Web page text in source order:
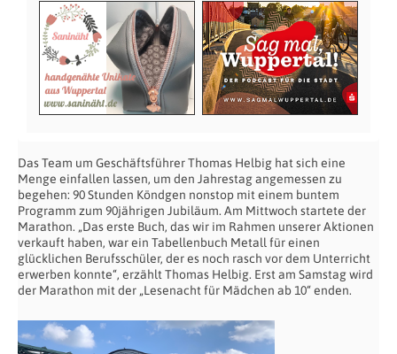
Das Team um Geschäftsführer Thomas Helbig hat sich eine
Menge einfallen lassen, um den Jahrestag angemessen zu
begehen: 90 Stunden Köndgen nonstop mit einem buntem
Programm zum 90jährigen Jubiläum. Am Mittwoch startete der
Marathon. „Das erste Buch, das wir im Rahmen unserer Aktionen
verkauft haben, war ein Tabellenbuch Metall für einen
glücklichen Berufsschüler, der es noch rasch vor dem Unterricht
erwerben konnte“, erzählt Thomas Helbig. Erst am Samstag wird
der Marathon mit der „Lesenacht für Mädchen ab 10“ enden.